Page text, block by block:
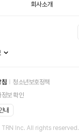
회사소개
침
청소년보호정책
보 확인
내
TRN Inc. All rights reserved.